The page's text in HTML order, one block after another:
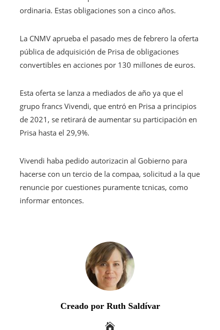
ordinaria. Estas obligaciones son a cinco años.
La CNMV aprueba el pasado mes de febrero la oferta
pública de adquisición de Prisa de obligaciones
convertibles en acciones por 130 millones de euros.
Esta oferta se lanza a mediados de año ya que el
grupo francs Vivendi, que entró en Prisa a principios
de 2021, se retirará de aumentar su participación en
Prisa hasta el 29,9%.
Vivendi haba pedido autorizacin al Gobierno para
hacerse con un tercio de la compaa, solicitud a la que
renuncie por cuestiones puramente tcnicas, como
informar entonces.
Creado por Ruth Saldívar